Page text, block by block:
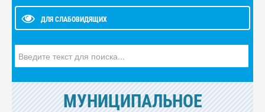
ДЛЯ СЛАБОВИДЯЩИХ
МУНИЦИПАЛЬНОЕ